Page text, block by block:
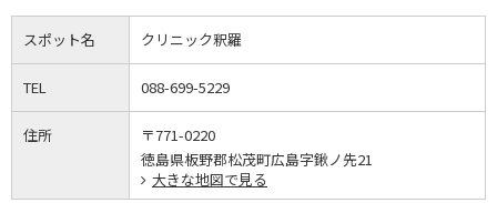
スポット名 クリニック釈羅
TEL 088-699-5229
住所
〒771-0220
徳島県板野郡松茂町広島字鍬ノ先21
大きな地図で見る